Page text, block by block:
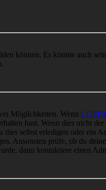
können. Es könnte auch
Möglichkeiten. Wenn COPPA
hast. Wenn dies nicht
selbst erledigen oder ein
Ansonsten prüfe, ob du
dann kontaktiere einen